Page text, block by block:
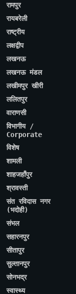
रामपुर
रायबरेली
राष्ट्रीय
लक्षद्वीप
लखनऊ
लखनऊ मंडल
लखीमपुर खीरी
ललितपुर
वाराणसी
विभागीय /
Corporate
विशेष
शामली
शाहजहाँपुर
श्रावस्ती
संत रविदास नगर
(भदोही)
संभल
सहारनपुर
सीतापुर
सुल्तानपुर
सोनभद्र
स्वास्थ्य